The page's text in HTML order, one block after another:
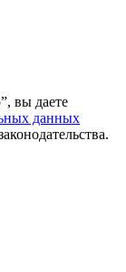
вы даете
данных